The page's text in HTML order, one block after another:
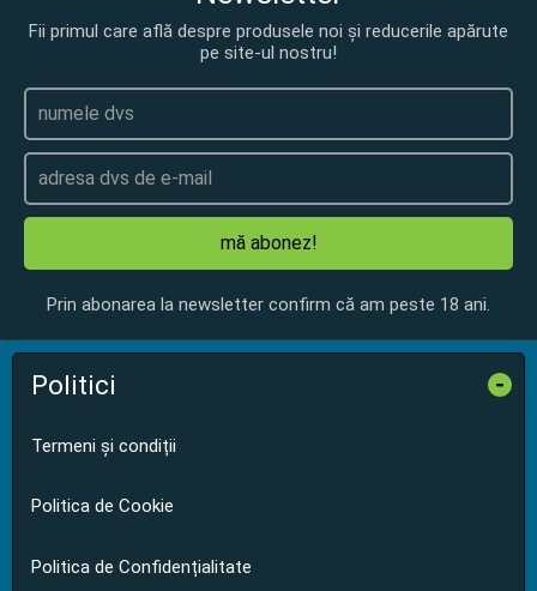
Fii primul care află despre produsele noi și reducerile apărute
pe site-ul nostru!
mă abonez!
Prin abonarea la newsletter confirm că am peste 18 ani.
Politici -
Termeni și condiții
Politica de Cookie
Politica de Confidențialitate